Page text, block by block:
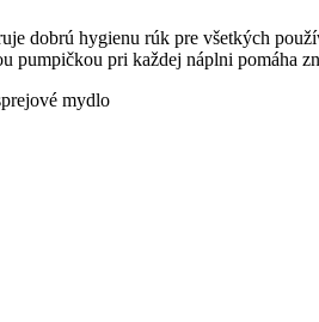
dobrú hygienu rúk pre všetkých
pumpičkou pri každej náplni pomáha
mydlo